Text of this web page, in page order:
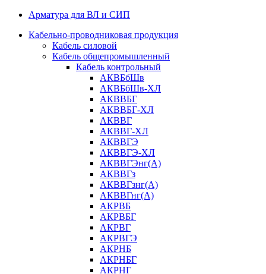
Арматура для ВЛ и СИП
Кабельно-проводниковая продукция
Кабель силовой
Кабель общепромышленный
Кабель контрольный
АКВБбШв
АКВБбШв-ХЛ
АКВВБГ
АКВВБГ-ХЛ
АКВВГ
АКВВГ-ХЛ
АКВВГЭ
АКВВГЭ-ХЛ
АКВВГЭнг(А)
АКВВГз
АКВВГзнг(А)
АКВВГнг(А)
АКРВБ
АКРВБГ
АКРВГ
АКРВГЭ
АКРНБ
АКРНБГ
АКРНГ